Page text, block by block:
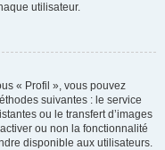
utilisateur.
« Profil », vous pouvez
suivantes : le service
ou le transfert d’images
ou non la fonctionnalité
disponible aux utilisateurs.